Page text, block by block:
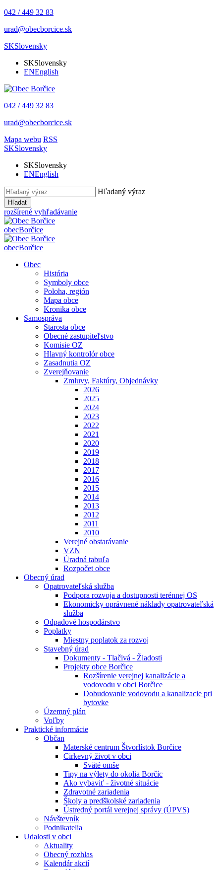
042 / 449 32 83
urad@obecborcice.sk
SKSlovensky
SKSlovensky
ENEnglish
042 / 449 32 83
urad@obecborcice.sk
Mapa webu RSS
SKSlovensky
SKSlovensky
ENEnglish
Hľadaný výraz
Hľadať
rozšírené vyhľadávanie
obecBorčice
obecBorčice
Obec
História
Symboly obce
Poloha, región
Mapa obce
Kronika obce
Samospráva
Starosta obce
Obecné zastupiteľstvo
Komisie OZ
Hlavný kontrolór obce
Zasadnutia OZ
Zverejňovanie
Zmluvy, Faktúry, Objednávky
2026
2025
2024
2023
2022
2021
2020
2019
2018
2017
2016
2015
2014
2013
2012
2011
2010
Verejné obstarávanie
VZN
Úradná tabuľa
Rozpočet obce
Obecný úrad
Opatrovateľská služba
Podpora rozvoja a dostupnosti terénnej OS
Ekonomicky oprávnené náklady opatrovateľská
služba
Odpadové hospodárstvo
Poplatky
Miestny poplatok za rozvoj
Stavebný úrad
Dokumenty - Tlačivá - Žiadosti
Projekty obce Borčice
Rozšírenie verejnej kanalizácie a
vodovodu v obci Borčice
Dobudovanie vodovodu a kanalizacie pri
bytovke
Územný plán
Voľby
Praktické informácie
Občan
Materské centrum Štvorlístok Borčice
Cirkevný život v obci
Sväté omše
Tipy na výlety do okolia Borčíc
Ako vybaviť - životné situácie
Zdravotné zariadenia
Školy a predškolské zariadenia
Ústredný portál verejnej správy (ÚPVS)
Návštevník
Podnikatelia
Udalosti v obci
Aktuality
Obecný rozhlas
Kalendár akcií